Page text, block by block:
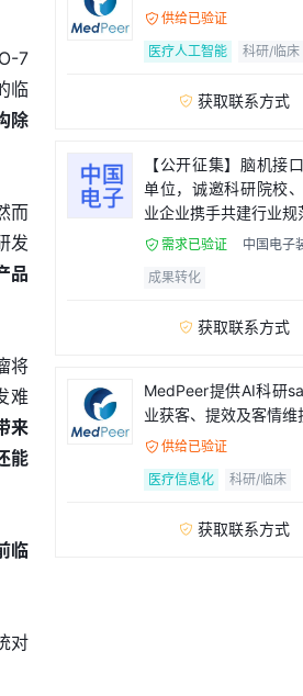
7
临
除
而
发
品
将
难
来
能
临
对
 供给已验证
医疗人工智能
科研/临床
 获取联系方式
【公开征集】脑机接
单位，诚邀科研院校
业企业携手共建行业规
 需求已验证
中国电子
成果转化
 获取联系方式
MedPeer提供AI科研
业获客、提效及客情维
 供给已验证
医疗信息化
科研/临床
 获取联系方式